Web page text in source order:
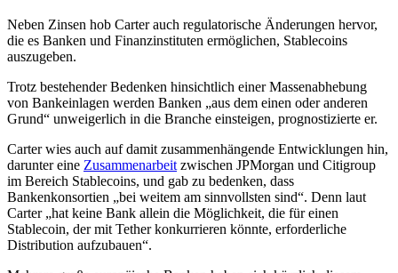
Neben Zinsen hob Carter auch regulatorische Änderungen hervor,
die es Banken und Finanzinstituten ermöglichen, Stablecoins
auszugeben.
Trotz bestehender Bedenken hinsichtlich einer Massenabhebung
von Bankeinlagen werden Banken „aus dem einen oder anderen
Grund“ unweigerlich in die Branche einsteigen, prognostizierte er.
Carter wies auch auf damit zusammenhängende Entwicklungen hin,
darunter eine Zusammenarbeit zwischen JPMorgan und Citigroup
im Bereich Stablecoins, und gab zu bedenken, dass
Bankenkonsortien „bei weitem am sinnvollsten sind“. Denn laut
Carter „hat keine Bank allein die Möglichkeit, die für einen
Stablecoin, der mit Tether konkurrieren könnte, erforderliche
Distribution aufzubauen“.